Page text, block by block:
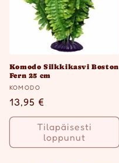
Komodo Silkkikasvi Boston
Fern 25 cm
Myyjä:
KOMODO
Normaalihinta
13,95 €
Tilapäisesti
loppunut